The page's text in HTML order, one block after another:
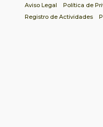
Aviso Legal Política de
Registro de Actividades